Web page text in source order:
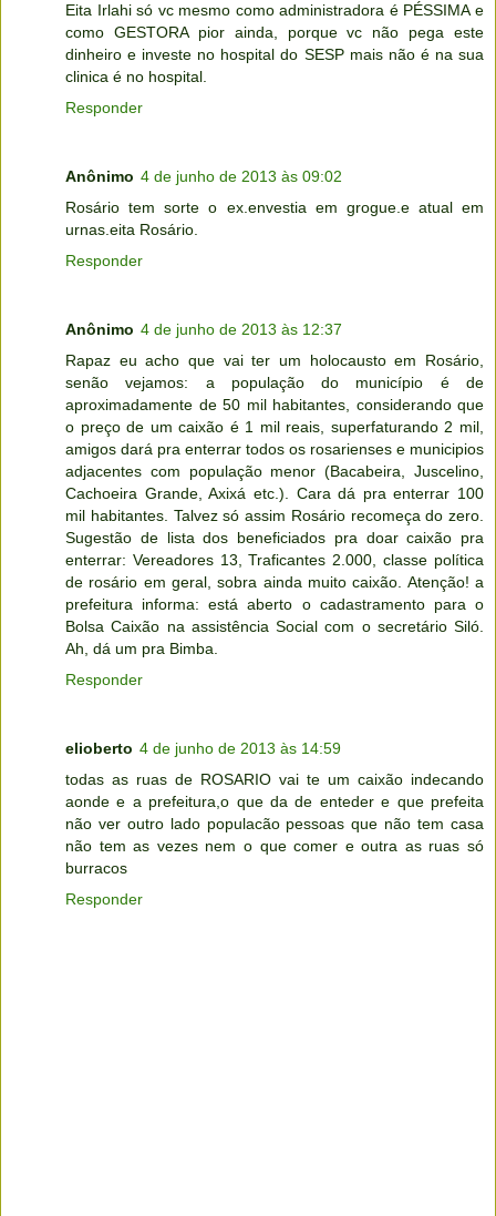
Eita Irlahi só vc mesmo como administradora é PÉSSIMA e
como GESTORA pior ainda, porque vc não pega este
dinheiro e investe no hospital do SESP mais não é na sua
clinica é no hospital.
Responder
Anônimo 4 de junho de 2013 às 09:02
Rosário tem sorte o ex.envestia em grogue.e atual em
urnas.eita Rosário.
Responder
Anônimo 4 de junho de 2013 às 12:37
Rapaz eu acho que vai ter um holocausto em Rosário,
senão vejamos: a população do município é de
aproximadamente de 50 mil habitantes, considerando que
o preço de um caixão é 1 mil reais, superfaturando 2 mil,
amigos dará pra enterrar todos os rosarienses e municipios
adjacentes com população menor (Bacabeira, Juscelino,
Cachoeira Grande, Axixá etc.). Cara dá pra enterrar 100
mil habitantes. Talvez só assim Rosário recomeça do zero.
Sugestão de lista dos beneficiados pra doar caixão pra
enterrar: Vereadores 13, Traficantes 2.000, classe política
de rosário em geral, sobra ainda muito caixão. Atenção! a
prefeitura informa: está aberto o cadastramento para o
Bolsa Caixão na assistência Social com o secretário Siló.
Ah, dá um pra Bimba.
Responder
elioberto 4 de junho de 2013 às 14:59
todas as ruas de ROSARIO vai te um caixão indecando
aonde e a prefeitura,o que da de enteder e que prefeita
não ver outro lado populacão pessoas que não tem casa
não tem as vezes nem o que comer e outra as ruas só
burracos
Responder